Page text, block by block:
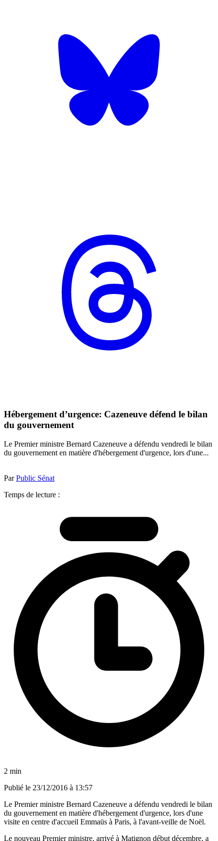
Hébergement d’urgence: Cazeneuve défend le bilan
du gouvernement
Le Premier ministre Bernard Cazeneuve a défendu vendredi le bilan
du gouvernement en matière d'hébergement d'urgence, lors d'une...
ParPublic Sénat
Temps de lecture :
2 min
Publié le 23/12/2016 à 13:57
Le Premier ministre Bernard Cazeneuve a défendu vendredi le bilan
du gouvernement en matière d'hébergement d'urgence, lors d'une
visite en centre d'accueil Emmaüs à Paris, à l'avant-veille de Noël.
Le nouveau Premier ministre, arrivé à Matignon début décembre, a